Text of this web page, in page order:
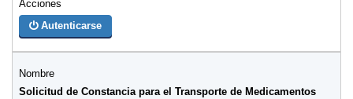
Autenticarse
Solicitud de Constancia para el Transporte de Medicamentos